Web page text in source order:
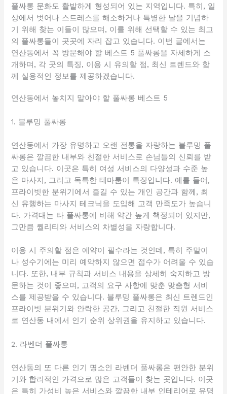
풀싸롱 문화도 활발하게 형성되어 있는 지역입니다. 특히, 일
상에서 벗어나 스트레스를 해소하거나 특별한 날을 기념하
기 위해 찾는 이들이 많으며, 이를 위해 선택할 수 있는 최고
의 풀싸롱들이 곳곳에 자리 잡고 있습니다. 이번 글에서는
연산동에서 꼭 방문해야 할 베스트 5 풀싸롱을 자세하게 소
개하며, 각 곳의 특징, 이용 시 유의할 점, 최신 트렌드와 함
께 실용적인 정보를 제공하겠습니다.
연산동에서 놓치지 말아야 할 풀싸롱 베스트 5
1. 블루밍 풀싸롱
연산동에서 가장 유명하고 오랜 전통을 자랑하는 블루밍 풀
싸롱은 깔끔한 내부와 친절한 서비스로 손님들의 신뢰를 받
고 있습니다. 이곳은 특히 여성 서비스의 다양성과 수준 높
은 마사지, 그리고 독특한 테마룸이 특징입니다. 예를 들어,
프라이빗한 분위기에서 즐길 수 있는 개인 공간과 함께, 최
신 유행하는 마사지 테크닉을 도입해 고객 만족도가 높습니
다. 가격대는 타 풀싸롱에 비해 약간 높게 책정되어 있지만,
그만큼 퀄리티와 서비스의 차별성을 자랑합니다.
이용 시 주의할 점은 예약이 필수라는 것인데, 특히 주말이
나 성수기에는 미리 예약하지 않으면 접수가 어려울 수 있습
니다. 또한, 내부 규칙과 서비스 내용을 상세히 숙지하고 방
문하는 것이 좋으며, 고객의 요구 사항에 맞춘 맞춤형 서비
스를 제공받을 수 있습니다. 블루밍 풀싸롱은 최신 트렌드인
프라이빗 분위기와 안락한 공간, 그리고 친절한 직원 서비스
로 연산동 내에서 인기 순위 상위권을 유지하고 있습니다.
2. 라벤더 풀싸롱
연산동의 또 다른 인기 명소인 라벤더 풀싸롱은 편안한 분위
기와 합리적인 가격으로 많은 고객들이 찾는 곳입니다. 이곳
은 특히 가성비 높은 서비스와 깔끔한 내부 인테리어로 유명